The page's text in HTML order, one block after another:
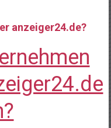
anzeiger24.de?